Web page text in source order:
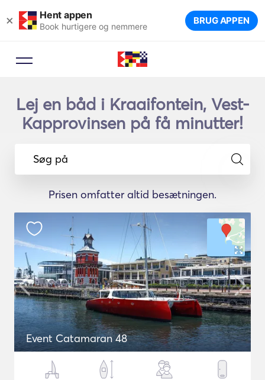
× Hent appen
Book hurtigere og nemmere BRUG APPEN
Lej en båd i Kraaifontein, Vest-
Kapprovinsen på få minutter!
Søg på
Prisen omfatter altid besætningen.
Event Catamaran 48